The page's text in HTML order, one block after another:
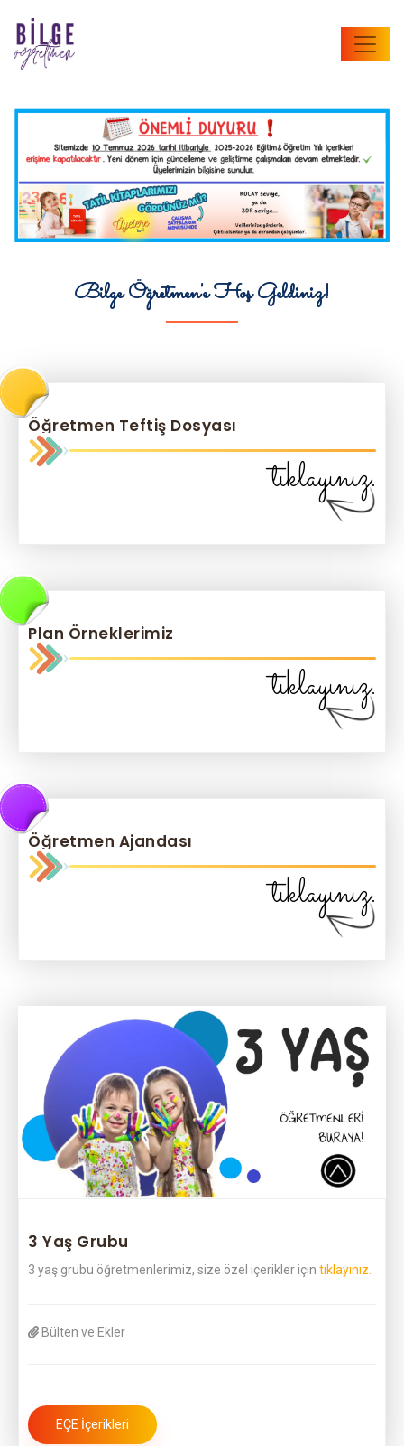
Bilge Öğretmen'e Hoş Geldiniz!
Öğretmen Teftiş Dosyası
tıklayınız.
Plan Örneklerimiz
tıklayınız.
Öğretmen Ajandası
tıklayınız.
3 Yaş Grubu
3 yaş grubu öğretmenlerimiz, size özel içerikler için tıklayınız.
Bülten ve Ekler
EÇE İçerikleri